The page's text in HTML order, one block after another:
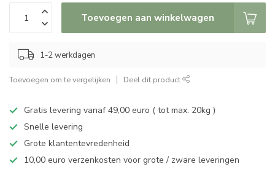
Toevoegen aan winkelwagen
1-2 werkdagen
Toevoegen om te vergelijken Deel dit product
Gratis levering vanaf 49,00 euro ( tot max. 20kg )
Snelle levering
Grote klantentevredenheid
10,00 euro verzenkosten voor grote / zware leveringen